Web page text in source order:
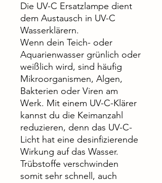
Die UV-C Ersatzlampe dient
dem Austausch in UV-C
Wasserklärern.
Wenn dein Teich- oder
Aquarienwasser grünlich oder
weißlich wird, sind häufig
Mikroorganismen, Algen,
Bakterien oder Viren am
Werk. Mit einem UV-C-Klärer
kannst du die Keimanzahl
reduzieren, denn das UV-C-
Licht hat eine desinfizierende
Wirkung auf das Wasser.
Trübstoffe verschwinden
somit sehr schnell, auch